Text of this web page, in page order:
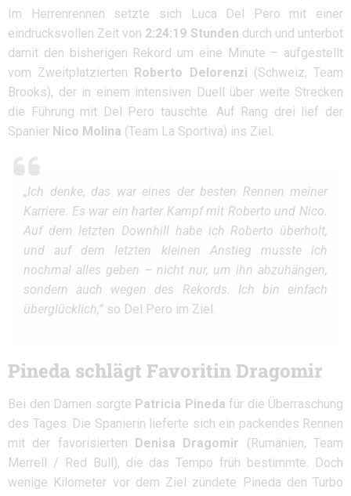
Im Herrenrennen setzte sich Luca Del Pero mit einer
eindrucksvollen Zeit von 2:24:19 Stunden durch und unterbot
damit den bisherigen Rekord um eine Minute – aufgestellt
vom Zweitplatzierten Roberto Delorenzi (Schweiz, Team
Brooks), der in einem intensiven Duell über weite Strecken
die Führung mit Del Pero tauschte. Auf Rang drei lief der
Spanier Nico Molina (Team La Sportiva) ins Ziel.
„Ich denke, das war eines der besten Rennen meiner
Karriere. Es war ein harter Kampf mit Roberto und Nico.
Auf dem letzten Downhill habe ich Roberto überholt,
und auf dem letzten kleinen Anstieg musste ich
nochmal alles geben – nicht nur, um ihn abzuhängen,
sondern auch wegen des Rekords. Ich bin einfach
überglücklich,“ so Del Pero im Ziel.
Pineda schlägt Favoritin Dragomir
Bei den Damen sorgte Patricia Pineda für die Überraschung
des Tages. Die Spanierin lieferte sich ein packendes Rennen
mit der favorisierten Denisa Dragomir (Rumänien, Team
Merrell / Red Bull), die das Tempo früh bestimmte. Doch
wenige Kilometer vor dem Ziel zündete Pineda den Turbo